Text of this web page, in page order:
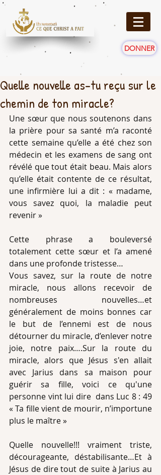
DONNER
Quelle nouvelle as-tu reçu sur le
chemin de ton miracle?
Une sœur que nous soutenons dans
la prière pour sa santé m’a raconté
cette semaine qu’elle a été chez son
médecin et les examens de sang ont
révélé que tout était beau. Mais alors
qu’elle était contente de ce résultat,
une infirmière lui a dit : « madame,
vous savez quoi, la maladie peut
revenir »
Cette phrase a bouleversé
totalement cette sœur et l’a amené
dans une profonde tristesse…
Vous savez, sur la route de notre
miracle, nous allons recevoir de
nombreuses nouvelles…et
généralement de moins bonnes car
le but de l’ennemi est de nous
détourner du miracle, d’enlever notre
joie, notre paix….Sur la route du
miracle, alors que Jésus s'en allait
avec Jarius dans sa maison pour
guérir sa fille, voici ce qu'une
personne vint lui dire  dans Luc 8 : 49
« Ta fille vient de mourir, n’importune
plus le maître »
Quelle nouvelle!!! vraiment triste,
décourageante, déstabilisante…Et à
Jésus de dire tout de suite à Jarius au